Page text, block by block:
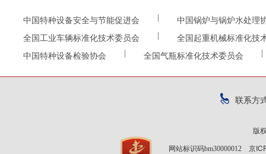
中国特种设备安全与节能促进会
中国锅炉与锅炉水处理
全国工业车辆标准化技术委员会
全国起重机械标准化技
中国特种设备检验协会
全国气瓶标准化技术委员会
联系方
版
网站标识码bm30000012 京